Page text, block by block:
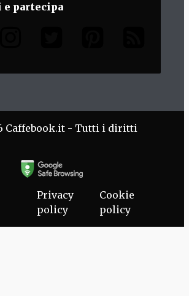
e partecipa
Caffebook.it - Tutti i diritti
Privacy
policy
Cookie
policy